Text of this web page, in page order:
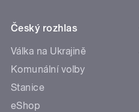
Český rozhlas
Válka na Ukrajině
Komunální volby
Stanice
eShop